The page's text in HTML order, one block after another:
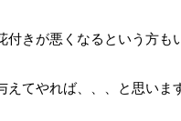
きが悪くなるという方も
てやれば、、、と思いま